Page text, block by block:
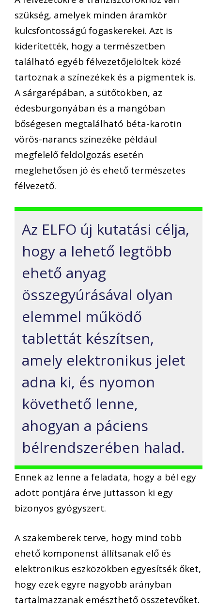
szükség, amelyek minden áramkör
kulcsfontosságú fogaskerekei. Azt is
kiderítették, hogy a természetben
található egyéb félvezetőjelöltek közé
tartoznak a színezékek és a pigmentek is.
A sárgarépában, a sütőtökben, az
édesburgonyában és a mangóban
bőségesen megtalálható béta-karotin
vörös-narancs színezéke például
megfelelő feldolgozás esetén
meglehetősen jó és ehető természetes
félvezető.
Az ELFO új kutatási célja,
hogy a lehető legtöbb
ehető anyag
összegyúrásával olyan
elemmel működő
tablettát készítsen,
amely elektronikus jelet
adna ki, és nyomon
követhető lenne,
ahogyan a páciens
bélrendszerében halad.
Ennek az lenne a feladata, hogy a bél egy
adott pontjára érve juttasson ki egy
bizonyos gyógyszert.
A szakemberek terve, hogy mind több
ehető komponenst állítsanak elő és
elektronikus eszközökben egyesítsék őket,
hogy ezek egyre nagyobb arányban
tartalmazzanak emészthető összetevőket.